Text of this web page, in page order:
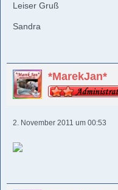
Leiser Gruß
Sandra
*MarekJan*
2. November 2011 um 00:53